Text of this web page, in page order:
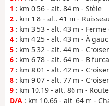
1 : km 0.56 - alt. 84 m - Stèle
2 : km 1.8 - alt. 41 m -
3 : km 3.53 - alt. 43 m -
4 : km 4.25 - alt. 43 m - À
5 : km 5.32 - alt. 44 m -
6 : km 6.78 - alt. 64 m -
7 : km 8.01 - alt. 42 m -
8 : km 9.07 - alt. 77 m -
9 : km 10.19 - alt. 86 m -
D/A : km 10.66 - alt. 64 m -